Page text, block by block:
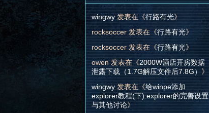
wingwy发表在《行路有光》
rocksoccer发表在《行路有光》
rocksoccer发表在《行路有光》
owen 发表在《2000W酒店开房数据
泄露下载（1.7G解压文件后7.8G） 》
wingwy发表在《给winpe添加
explorer教程(下):explorer的完善设置
与其他讨论》